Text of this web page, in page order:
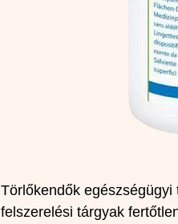
Törlőkendők
felszerelési tárgyak